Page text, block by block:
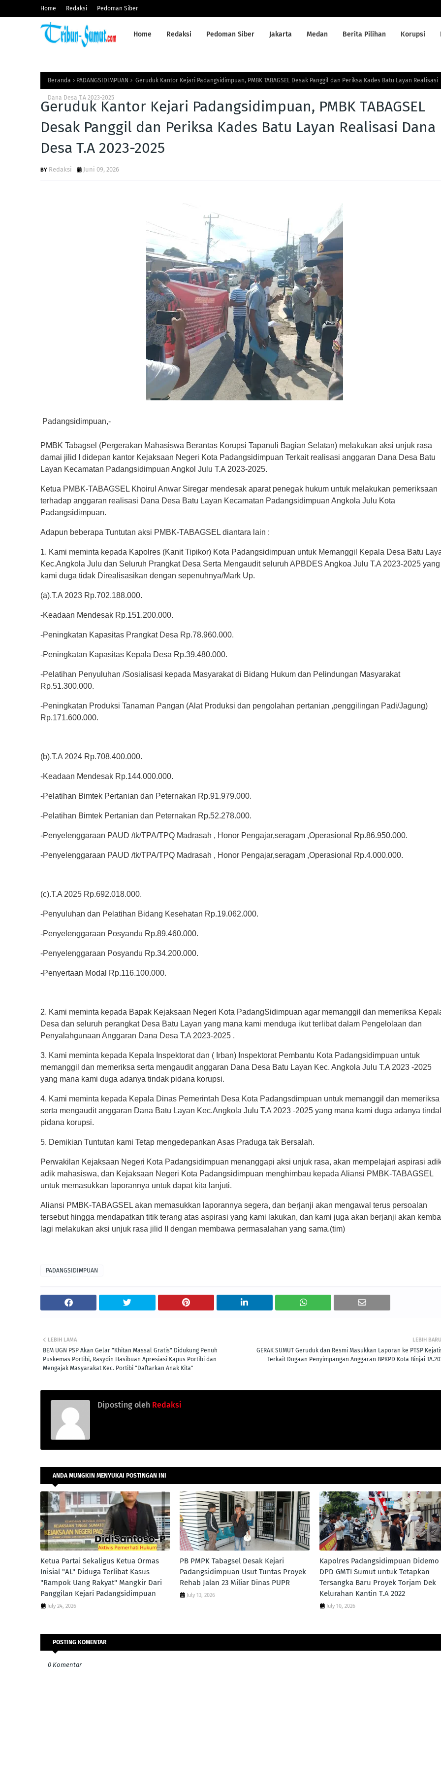
Home Redaksi Pedoman Siber
Home Redaksi Pedoman Siber Jakarta Medan Berita Pilihan Korupsi
Beranda PADANGSIDIMPUAN Geruduk Kantor Kejari Padangsidimpuan, PMBK TABAGSEL Desak Panggil dan Periksa Kades Batu Layan Realisasi
Dana Desa T.A 2023-2025
Geruduk Kantor Kejari Padangsidimpuan, PMBK TABAGSEL
Desak Panggil dan Periksa Kades Batu Layan Realisasi Dana
Desa T.A 2023-2025
Redaksi Juni 09, 2026
Padangsidimpuan,-
PMBK Tabagsel (Pergerakan Mahasiswa Berantas Korupsi Tapanuli Bagian Selatan) melakukan aksi unjuk rasa
damai jilid I didepan kantor Kejaksaan Negeri Kota Padangsidimpuan Terkait realisasi anggaran Dana Desa Batu
Layan Kecamatan Padangsidimpuan Angkol Julu T.A 2023-2025.
Ketua PMBK-TABAGSEL Khoirul Anwar Siregar mendesak aparat penegak hukum untuk melakukan pemeriksaan
terhadap anggaran realisasi Dana Desa Batu Layan Kecamatan Padangsidimpuan Angkola Julu Kota
Padangsidimpuan.
Adapun beberapa Tuntutan aksi PMBK-TABAGSEL diantara lain :
1. Kami meminta kepada Kapolres (Kanit Tipikor) Kota Padangsidimpuan untuk Memanggil Kepala Desa Batu
Kec.Angkola Julu dan Seluruh Prangkat Desa Serta Mengaudit seluruh APBDES Angkoa Julu T.A 2023-2025 yang
kami duga tidak Direalisasikan dengan sepenuhnya/Mark Up.
(a).T.A 2023 Rp.702.188.000.
-Keadaan Mendesak Rp.151.200.000.
-Peningkatan Kapasitas Prangkat Desa Rp.78.960.000.
-Peningkatan Kapasitas Kepala Desa Rp.39.480.000.
-Pelatihan Penyuluhan /Sosialisasi kepada Masyarakat di Bidang Hukum dan Pelindungan Masyarakat
Rp.51.300.000.
-Peningkatan Produksi Tanaman Pangan (Alat Produksi dan pengolahan pertanian ,penggilingan Padi/Jagung)
Rp.171.600.000.
(b).T.A 2024 Rp.708.400.000.
-Keadaan Mendesak Rp.144.000.000.
-Pelatihan Bimtek Pertanian dan Peternakan Rp.91.979.000.
-Pelatihan Bimtek Pertanian dan Peternakan Rp.52.278.000.
-Penyelenggaraan PAUD /tk/TPA/TPQ Madrasah , Honor Pengajar,seragam ,Operasional Rp.86.950.000.
-Penyelenggaraan PAUD /tk/TPA/TPQ Madrasah , Honor Pengajar,seragam ,Operasional Rp.4.000.000.
(c).T.A 2025 Rp.692.018.000.
-Penyuluhan dan Pelatihan Bidang Kesehatan Rp.19.062.000.
-Penyelenggaraan Posyandu Rp.89.460.000.
-Penyelenggaraan Posyandu Rp.34.200.000.
-Penyertaan Modal Rp.116.100.000.
2. Kami meminta kepada Bapak Kejaksaan Negeri Kota PadangSidimpuan agar memanggil dan memeriksa
Desa dan seluruh perangkat Desa Batu Layan yang mana kami menduga ikut terlibat dalam Pengelolaan dan
Penyalahgunaan Anggaran Dana Desa T.A 2023-2025 .
3. Kami meminta kepada Kepala Inspektorat dan ( Irban) Inspektorat Pembantu Kota Padangsidimpuan untuk
memanggil dan memeriksa serta mengaudit anggaran Dana Desa Batu Layan Kec. Angkola Julu T.A 2023 -2025
yang mana kami duga adanya tindak pidana korupsi.
4. Kami meminta kepada Kepala Dinas Pemerintah Desa Kota Padangsdimpuan untuk memanggil dan memeriksa
serta mengaudit anggaran Dana Batu Layan Kec.Angkola Julu T.A 2023 -2025 yang mana kami duga adanya
pidana korupsi.
5. Demikian Tuntutan kami Tetap mengedepankan Asas Praduga tak Bersalah.
Perwakilan Kejaksaan Negeri Kota Padangsidimpuan menanggapi aksi unjuk rasa, akan mempelajari aspirasi
adik mahasiswa, dan Kejaksaan Negeri Kota Padangsidimpuan menghimbau kepada Aliansi PMBK-TABAGSEL
untuk memasukkan laporannya untuk dapat kita lanjuti.
Aliansi PMBK-TABAGSEL akan memasukkan laporannya segera, dan berjanji akan mengawal terus persoalan
tersebut hingga mendapatkan titik terang atas aspirasi yang kami lakukan, dan kami juga akan berjanji akan
lagi melakukan aksi unjuk rasa jilid II dengan membawa permasalahan yang sama.(tim)
PADANGSIDIMPUAN
LEBIH BARU
GERAK SUMUT Geruduk dan Resmi Masukkan Laporan ke PTSP
Terkait Dugaan Penyimpangan Anggaran BPKPD Kota Binjai
LEBIH LAMA
BEM UGN PSP Akan Gelar "Khitan Massal Gratis" Didukung Penuh
Puskemas Portibi, Rasydin Hasibuan Apresiasi Kapus Portibi dan
Mengajak Masyarakat Kec. Portibi "Daftarkan Anak Kita"
Diposting oleh Redaksi
ANDA MUNGKIN MENYUKAI POSTINGAN INI
Ketua Partai Sekaligus Ketua Ormas
Inisial "AL" Diduga Terlibat Kasus
"Rampok Uang Rakyat" Mangkir Dari
Panggilan Kejari Padangsidimpuan
July 24, 2026
PB PMPK Tabagsel Desak Kejari
Padangsidimpuan Usut Tuntas Proyek
Rehab Jalan 23 Miliar Dinas PUPR
July 13, 2026
Kapolres Padangsidimpuan Didemo
DPD GMTI Sumut untuk Tetapkan
Tersangka Baru Proyek Torjam Dek
Kelurahan Kantin T.A 2022
July 10, 2026
POSTING KOMENTAR
0 Komentar